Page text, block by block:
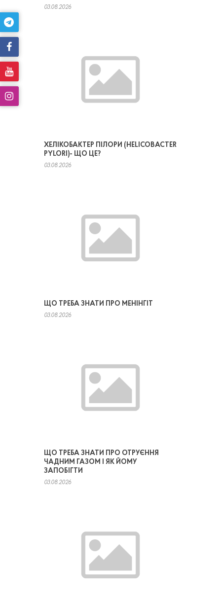
03.08.2026
ХЕЛІКОБАКТЕР ПІЛОРИ (HELICOBACTER
PYLORI)- ЩО ЦЕ?
03.08.2026
ЩО ТРЕБА ЗНАТИ ПРО МЕНІНГІТ
03.08.2026
ЩО ТРЕБА ЗНАТИ ПРО ОТРУЄННЯ
ЧАДНИМ ГАЗОМ І ЯК ЙОМУ
ЗАПОБІГТИ
03.08.2026